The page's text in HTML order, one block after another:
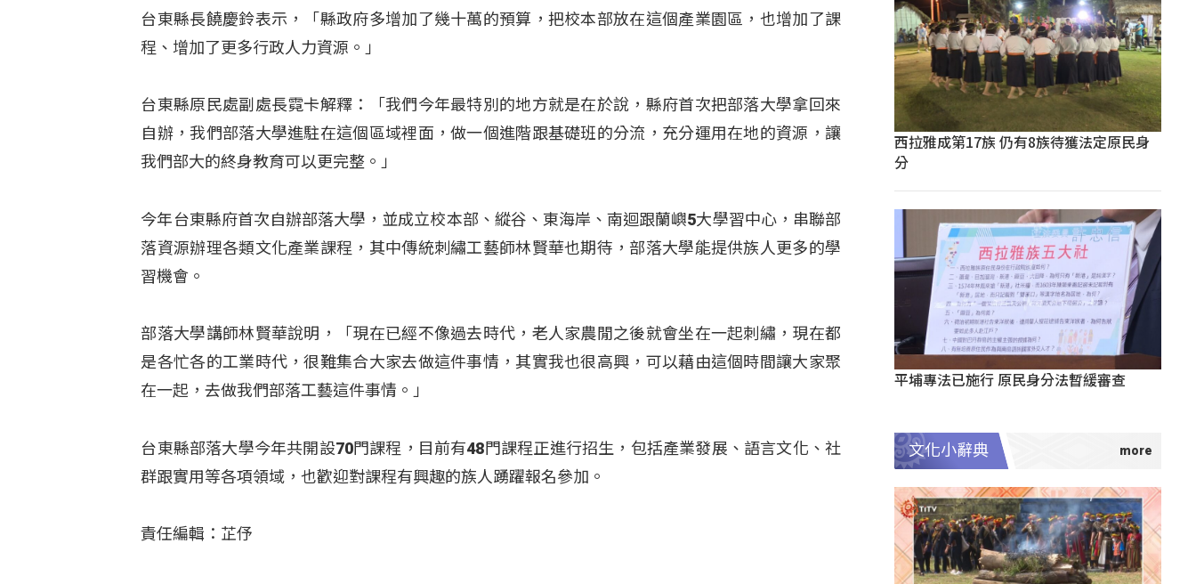
台東縣長饒慶鈴表示，「縣政府多增加了幾十萬的預算，把校本部放在這個產業園區，也增加了課
程、增加了更多行政人力資源。」
台東縣原民處副處長霓卡解釋：「我們今年最特別的地方就是在於說，縣府首次把部落大學拿回來
自辦，我們部落大學進駐在這個區域裡面，做一個進階跟基礎班的分流，充分運用在地的資源，讓
我們部大的終身教育可以更完整。」
今年台東縣府首次自辦部落大學，並成立校本部、縱谷、東海岸、南迴跟蘭嶼5大學習中心，串聯部
落資源辦理各類文化產業課程，其中傳統刺繡工藝師林賢華也期待，部落大學能提供族人更多的學
習機會。
部落大學講師林賢華說明，「現在已經不像過去時代，老人家農閒之後就會坐在一起刺繡，現在都
是各忙各的工業時代，很難集合大家去做這件事情，其實我也很高興，可以藉由這個時間讓大家聚
在一起，去做我們部落工藝這件事情。」
台東縣部落大學今年共開設70門課程，目前有48門課程正進行招生，包括產業發展、語言文化、社
群跟實用等各項領域，也歡迎對課程有興趣的族人踴躍報名參加。
責任編輯：芷伃
西拉雅成第17族 仍有8族待獲法定原民身
分
平埔專法已施行 原民身分法暫緩審查
文化小辭典